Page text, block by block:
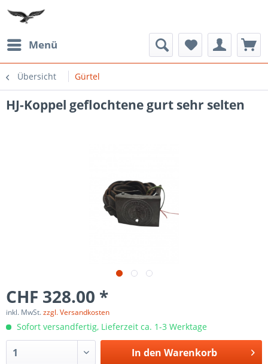
Menü
Übersicht Gürtel
HJ-Koppel geflochtene gurt sehr selten
CHF 328.00 *
inkl. MwSt.zzgl. Versandkosten
Sofort versandfertig, Lieferzeit ca. 1-3 Werktage
In den Warenkorb